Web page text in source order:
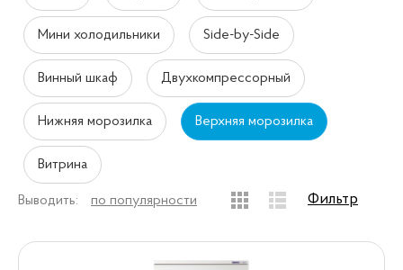
Мини холодильники Side-by-Side
Винный шкаф Двухкомпрессорный
Нижняя морозилка Верхняя морозилка
Витрина
Выводить: по популярности Фильтр